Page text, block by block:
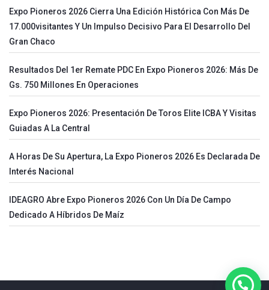
Expo Pioneros 2026 Cierra Una Edición Histórica Con Más De
17.000visitantes Y Un Impulso Decisivo Para El Desarrollo Del
Gran Chaco
Resultados Del 1er Remate PDC En Expo Pioneros 2026: Más De
Gs. 750 Millones En Operaciones
Expo Pioneros 2026: Presentación De Toros Elite ICBA Y Visitas
Guiadas A La Central
A Horas De Su Apertura, La Expo Pioneros 2026 Es Declarada De
Interés Nacional
IDEAGRO Abre Expo Pioneros 2026 Con Un Día De Campo
Dedicado A Híbridos De Maíz